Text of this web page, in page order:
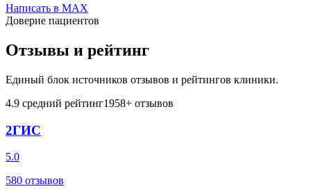
Написать в MAX
Доверие пациентов
Отзывы и рейтинг
Единый блок источников отзывов и рейтингов клиники.
4.9 средний рейтинг1958+ отзывов
2ГИС
5.0
580 отзывов